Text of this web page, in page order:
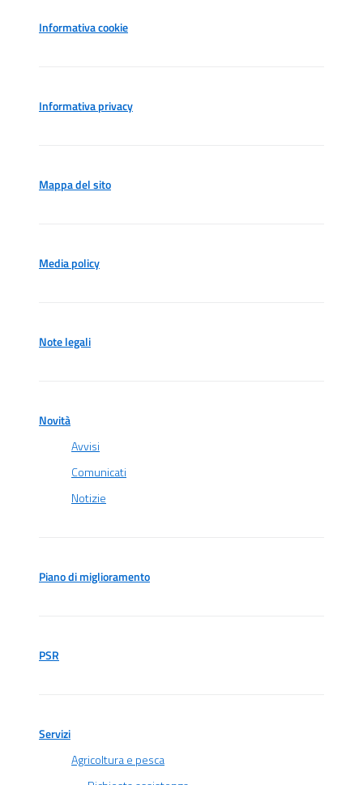
Informativa cookie
Informativa privacy
Mappa del sito
Media policy
Note legali
Novità
Avvisi
Comunicati
Notizie
Piano di miglioramento
PSR
Servizi
Agricoltura e pesca